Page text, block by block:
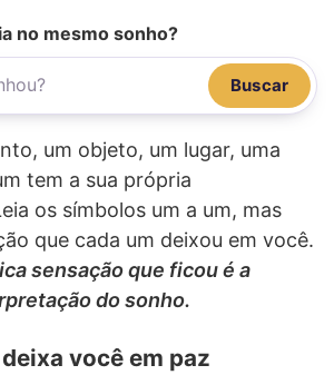
no mesmo sonho?
Buscar
um objeto, um lugar, uma
tem a sua própria
os símbolos um a um, mas
que cada um deixou em você.
sensação que ficou é a
do sonho.
você em paz